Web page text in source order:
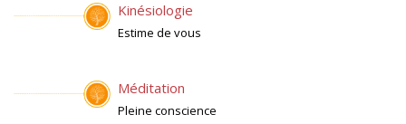
Kinésiologie
Estime de vous
Méditation
Pleine conscience